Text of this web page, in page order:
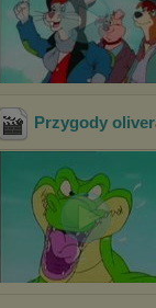
Przygody